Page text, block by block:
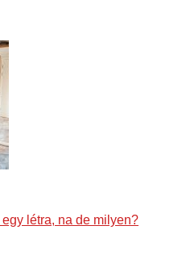
létra, na de milyen?